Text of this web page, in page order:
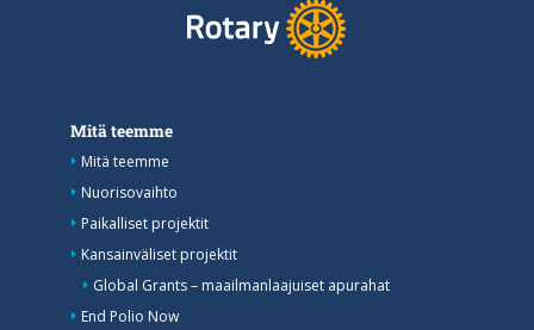
Mitä teemme
Mitä teemme
Nuorisovaihto
Paikalliset projektit
Kansainväliset projektit
Global Grants – maailmanlaajuiset apurahat
End Polio Now